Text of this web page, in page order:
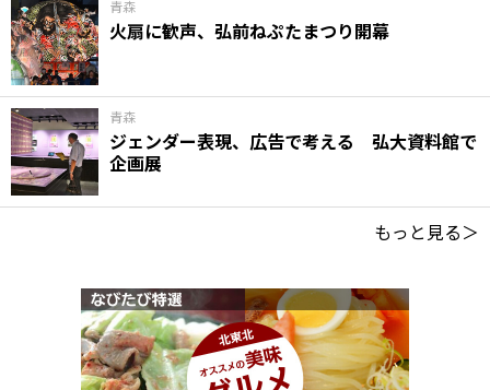
青森
火扇に歓声、弘前ねぷたまつり開幕
青森
ジェンダー表現、広告で考える 弘大資料館で
企画展
もっと見る＞